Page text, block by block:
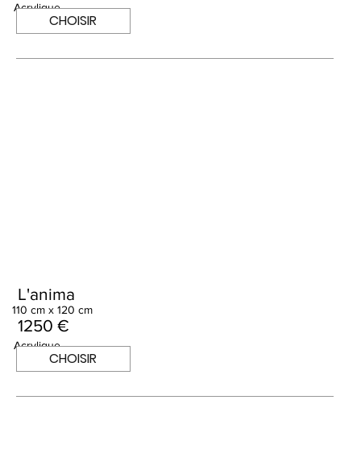
Acrylique
CHOISIR
L'anima
Acrylique
1250 €
110 cm x 120 cm
CHOISIR